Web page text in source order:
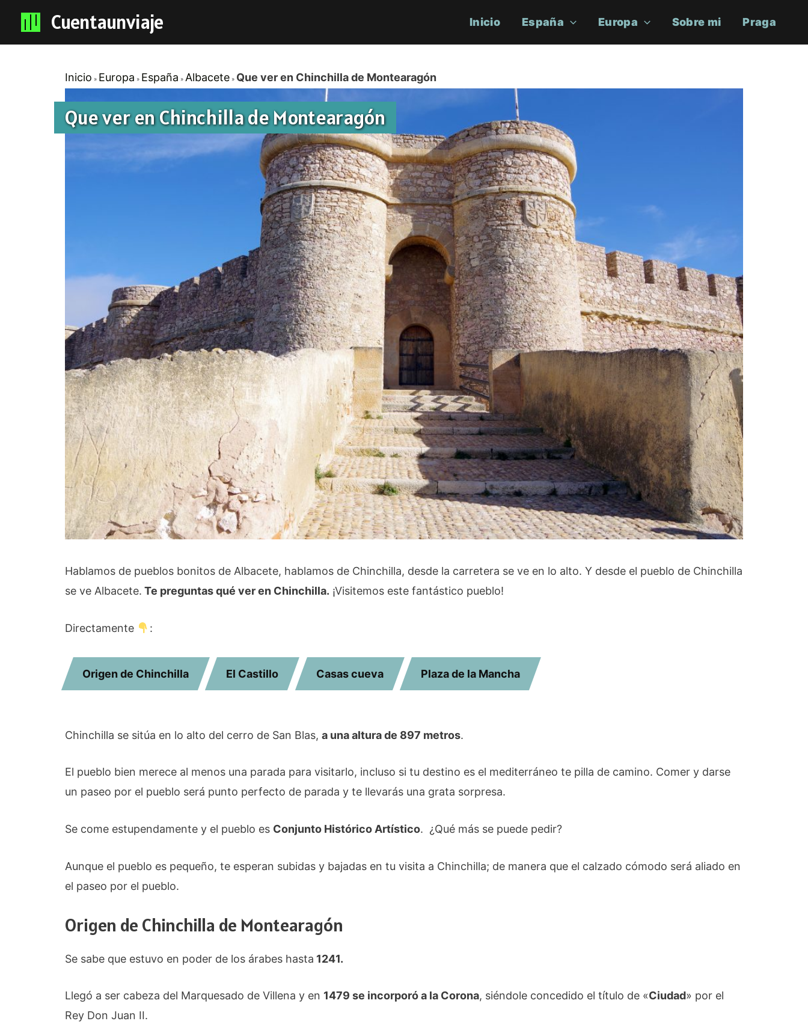
Cuentaunviaje Inicio España Europa Sobre mi Praga
Inicio Europa España Albacete Que ver en Chinchilla de Montearagón
Que ver en Chinchilla de Montearagón
Hablamos de pueblos bonitos de Albacete, hablamos de Chinchilla, desde la carretera se ve en lo alto. Y desde el pueblo de Chinchilla
se ve Albacete. Te preguntas qué ver en Chinchilla. ¡Visitemos este fantástico pueblo!
Directamente :
Origen de Chinchilla El Castillo Casas cueva Plaza de la Mancha
Chinchilla se sitúa en lo alto del cerro de San Blas, a una altura de 897 metros.
El pueblo bien merece al menos una parada para visitarlo, incluso si tu destino es el mediterráneo te pilla de camino. Comer y darse
un paseo por el pueblo será punto perfecto de parada y te llevarás una grata sorpresa.
Se come estupendamente y el pueblo es Conjunto Histórico Artístico. ¿Qué más se puede pedir?
Aunque el pueblo es pequeño, te esperan subidas y bajadas en tu visita a Chinchilla; de manera que el calzado cómodo será aliado en
el paseo por el pueblo.
Origen de Chinchilla de Montearagón
Se sabe que estuvo en poder de los árabes hasta 1241.
Llegó a ser cabeza del Marquesado de Villena y en 1479 se incorporó a la Corona, siéndole concedido el título de «Ciudad» por el
Rey Don Juan II.